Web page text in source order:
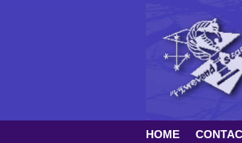
HOME